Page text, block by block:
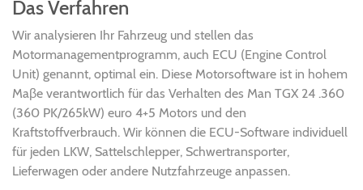
Das Verfahren
Wir analysieren Ihr Fahrzeug und stellen das
Motormanagementprogramm, auch ECU (Engine Control
Unit) genannt, optimal ein. Diese Motorsoftware ist in hohem
Maβe verantwortlich für das Verhalten des Man TGX 24 .360
(360 PK/265kW) euro 4+5 Motors und den
Kraftstoffverbrauch. Wir können die ECU-Software individuell
für jeden LKW, Sattelschlepper, Schwertransporter,
Lieferwagen oder andere Nutzfahrzeuge anpassen.